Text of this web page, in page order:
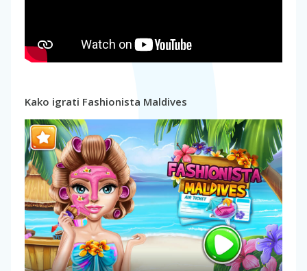
Kako igrati Fashionista Maldives